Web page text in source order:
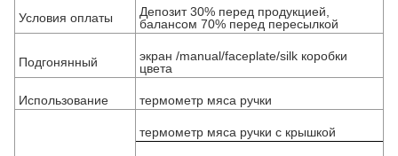
Условия оплаты
Депозит 30% перед продукцией,
балансом 70% перед пересылкой
Подгонянный
экран /manual/faceplate/silk коробки
цвета
Использование термометр мяса ручки
термометр мяса ручки с крышкой